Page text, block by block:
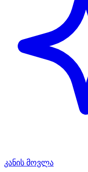
კანის მოვლა